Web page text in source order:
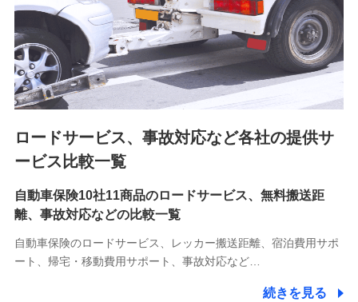
業員同士の連絡のため
8.取引先個人情報
取引先としての選定業務、営業情報の提供業務、契約締結手
続き業務、取引管理業務、およびこれらに準ずる業務の遂行
のため
9.お問い合わせ情報
各種お問い合わせに対応するため
10.受託業務の 個人情報
受託業務の遂行およびこれらに準ずる業務の遂行のため
11.マイカー通勤管理クラウド並びに法人向けASPサー
ロードサービス、事故対応など各社の提供サ
ービス比較一覧
自動車保険10社11商品のロードサービス、無料搬送距
離、事故対応などの比較一覧
自動車保険のロードサービス、レッカー搬送距離、宿泊費用サポ
ート、帰宅・移動費用サポート、事故対応など…
続きを見る